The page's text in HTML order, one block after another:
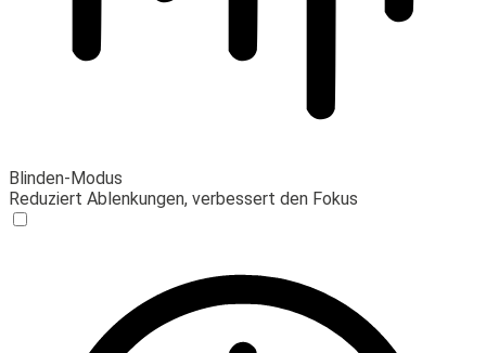
Blinden-Modus
Reduziert Ablenkungen, verbessert den Fokus